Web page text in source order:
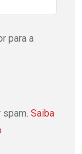
para a
Saiba